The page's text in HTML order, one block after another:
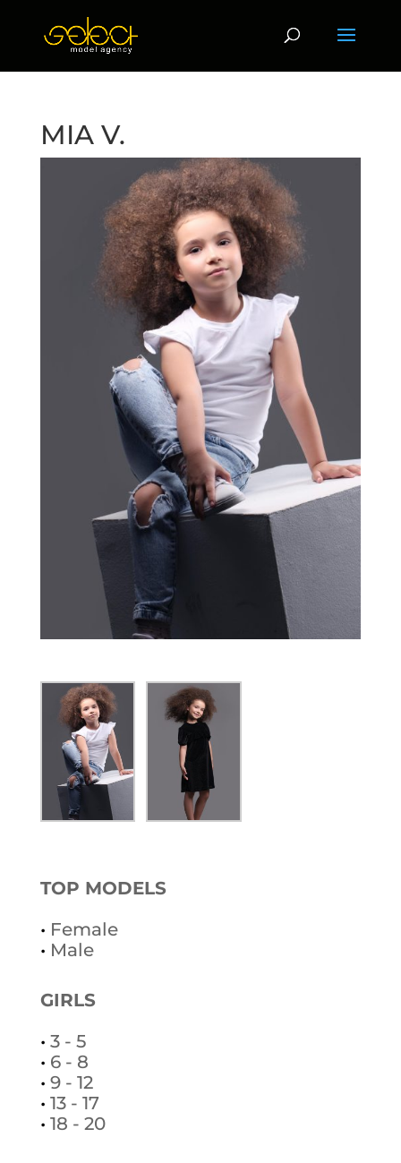
MIA V.
TOP MODELS
• Female
• Male
GIRLS
• 3 - 5
• 6 - 8
• 9 - 12
• 13 - 17
• 18 - 20